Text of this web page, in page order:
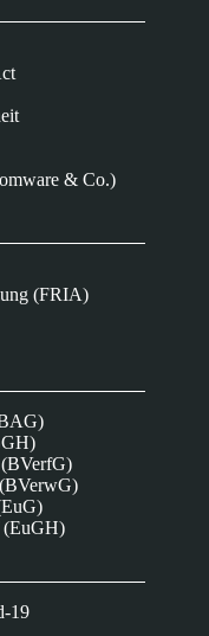
& Co.)
(FRIA)
(BVerfG)
(EuGH)
19